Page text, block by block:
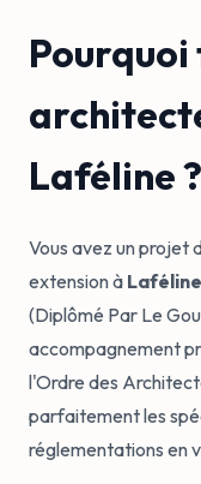
Laféline ?
Vous avez un projet
extension à Laféline
(Diplômé Par Le
accompagnement
l'Ordre des
parfaitement les
réglementations en